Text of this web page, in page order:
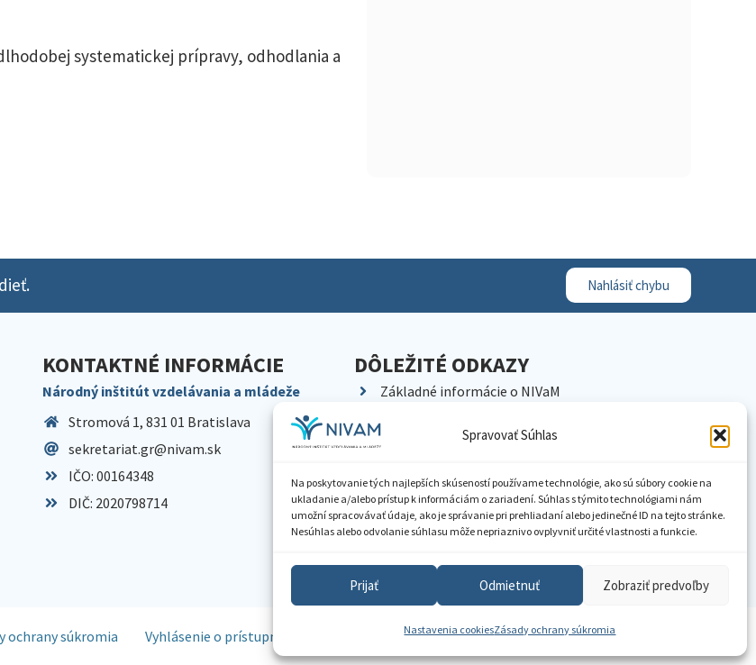
Spravovať Súhlas
Na poskytovanie tých najlepších skúseností používame technológie, ako sú súbory cookie na
ukladanie a/alebo prístup k informáciám o zariadení. Súhlas s týmito technológiami nám
umožní spracovávať údaje, ako je správanie pri prehliadaní alebo jedinečné ID na tejto stránke.
Nesúhlas alebo odvolanie súhlasu môže nepriaznivo ovplyvniť určité vlastnosti a funkcie.
Prijať Odmietnuť Zobraziť predvoľby
Nastavenia cookiesZásady ochrany súkromia
systematickej prípravy, odhodlania a
Nahlásiť chybu
KONTAKTNÉ INFORMÁCIE
Národný inštitút vzdelávania a mládeže
Stromová 1, 831 01 Bratislava
sekretariat.gr@nivam.sk
IČO: 00164348
DIČ: 2020798714
DÔLEŽITÉ ODKAZY
Základné informácie o NIVaM
Kariéra
Pracoviská NIVaM
Dokumenty inštitúcie
ochrany súkromia Vyhlásenie o prístupnosti Sprístupnenie informácií Nastavenia cookies